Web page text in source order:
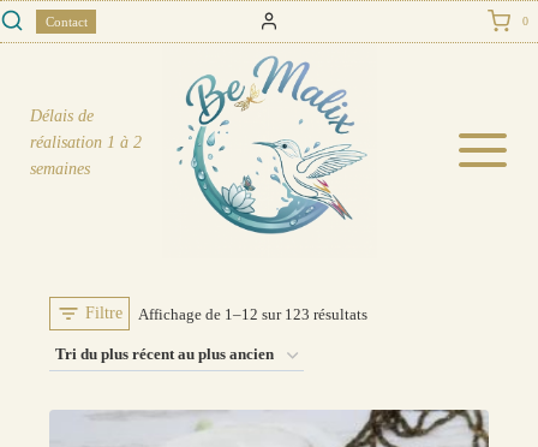
Skip
to
Contact 0
Délais de
réalisation 1 à 2
semaines
Filtre Affichage de 1–12 sur 123 résultatsTrié
récent